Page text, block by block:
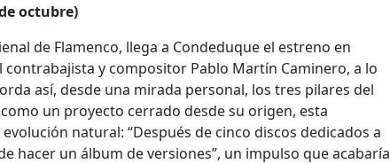
octubre)
de Flamenco, llega a Condeduque el estreno en
y compositor Pablo Martín Caminero, a lo
así, desde una mirada personal, los tres pilares del
un proyecto cerrado desde su origen, esta
natural: “Después de cinco discos dedicados a
hacer un álbum de versiones”, un impulso que acabaría